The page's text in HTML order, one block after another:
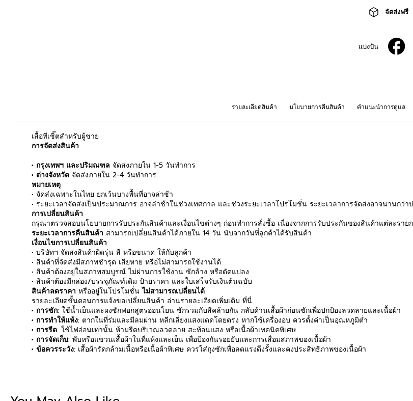
จัดส่งฟรี:
แบ่งปัน
รายละเอียดสินค้า นโยบายการคืนสินค้า คำแนะนำการดูแล
เสื้อทีเชิ๊ตสำหรับผู้ชาย
การจัดส่งสินค้า
• กรุงเทพฯ และปริมณฑล จัดส่งภายใน 1-5 วันทำการ
• ต่างจังหวัด จัดส่งภายใน 2-4 วันทำการ
หมายเหตุ
• จัดส่งเฉพาะในไทย ยกเว้นบางพื้นที่อาจล่าช้า
• ระยะเวลาจัดส่งเป็นประมาณการ อาจล่าช้าในช่วงเทศกาล และช่วงระยะเวลาโปรโมชั่น ระยะเวลาการจัดส่งอาจนานก
การเปลี่ยนสินค้า
กรุณาตรวจสอบนโยบายการรับประกันสินค้าและเงื่อนไขต่างๆ ก่อนทำการสั่งซื้อ เนื่องจากการรับประกันของสินค้าแต่ละราย
ระยะเวลาการคืนสินค้า สามารถเปลี่ยนสินค้าได้ภายใน 14 วัน นับจากวันที่ลูกค้าได้รับสินค้า
เงื่อนไขการเปลี่ยนสินค้า
• บริษัทฯ จัดส่งสินค้าผิดรุ่น สี หรือขนาด ให้กับลูกค้า
• สินค้าที่จัดส่งมีสภาพชำรุด เสียหาย หรือไม่สามารถใช้งานได้
• สินค้าต้องอยู่ในสภาพสมบูรณ์ ไม่ผ่านการใช้งาน ซักล้าง หรือดัดแปลง
• สินค้าต้องมีกล่อง/บรรจุภัณฑ์เดิม ป้ายราคา และใบเสร็จรับเงินต้นฉบับ
สินค้าลดราคา หรืออยู่ในโปรโมชั่นไม่สามารถเปลี่ยนได้
รายละเอียดขั้นตอนการแจ้งขอเปลี่ยนสินค้า อ่านรายละเอียดเพิ่มเติม ที่นี่
• การซัก: ใช้น้ำเย็นและผงซักฟอกสูตรอ่อนโยน ซักรวมกับสีคล้ายกัน กลับด้านเสื้อผ้าก่อนซักเพื่อปกป้องลวดลายและเนื้อผ้า
• การทำให้แห้ง: ตากในที่ร่มและมีลมผ่าน หลีกเลี่ยงแสงแดดโดยตรง หากใช้เครื่องอบ ควรตั้งค่าเป็นอุณหภูมิต่ำ
• การรีด: ใช้ไฟอ่อนเท่านั้น ห้ามรีดบริเวณลวดลาย สะท้อนแสง หรือเนื้อผ้าเทคนิคพิเศษ
• การจัดเก็บ: พับหรือแขวนเสื้อผ้าในที่แห้งและเย็น เพื่อป้องกันรอยยับและการเสื่อมสภาพของเนื้อผ้า
• ข้อควรระวัง: เสื้อผ้ารัดกล้ามเนื้อหรือเนื้อผ้าพิเศษ ควรใส่ถุงซักเพื่อลดแรงดึงรั้งและคงประสิทธิภาพของเนื้อผ้า